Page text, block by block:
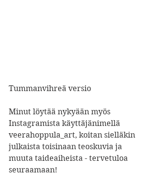
Tummanvihreä versio
Minut löytää nykyään myös
Instagramista käyttäjänimellä
veerahoppula_art, koitan sielläkin
julkaista toisinaan teoskuvia ja
muuta taideaiheista - tervetuloa
seuraamaan!